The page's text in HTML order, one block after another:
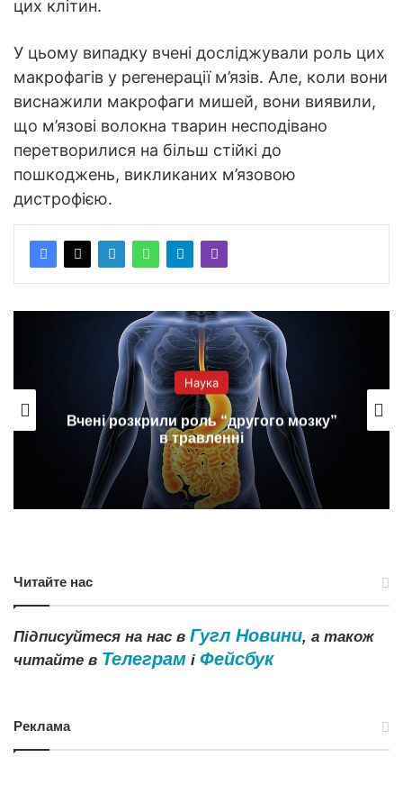
цих клітин.
У цьому випадку вчені досліджували роль цих
макрофагів у регенерації м’язів. Але, коли вони
виснажили макрофаги мишей, вони виявили,
що м’язові волокна тварин несподівано
перетворилися на більш стійкі до
пошкоджень, викликаних м’язовою
дистрофією.
Наука
Вчені розкрили роль “другого мозку”
в травленні
Читайте нас
Підписуйтеся на нас в Гугл Новини, а також
читайте в Телеграм і Фейсбук
Реклама